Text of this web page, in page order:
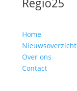
Home
Nieuwsoverzicht
Over ons
Contact